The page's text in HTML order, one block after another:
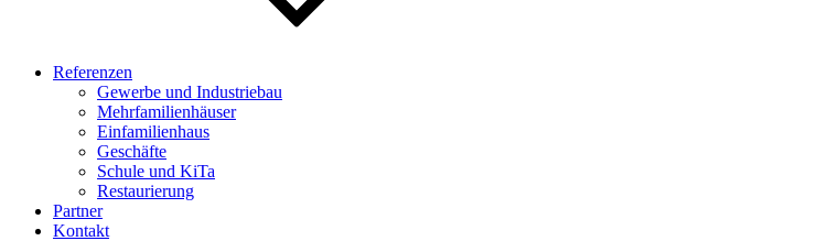
Referenzen
Gewerbe und Industriebau
Mehrfamilienhäuser
Einfamilienhaus
Geschäfte
Schule und KiTa
Restaurierung
Partner
Kontakt